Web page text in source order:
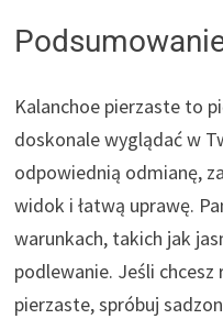
Kalanchoe pierzaste to
doskonale wyglądać w
odpowiednią odmianę,
widok i łatwą uprawę.
warunkach, takich jak
podlewanie. Jeśli
pierzaste, spróbuj